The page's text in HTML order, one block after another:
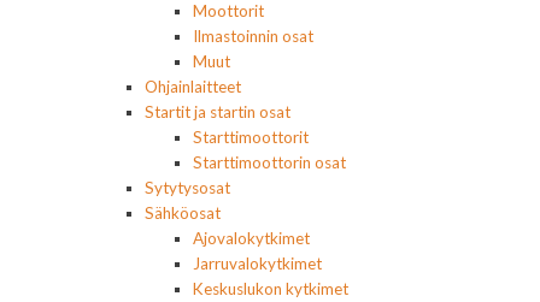
Moottorit
Ilmastoinnin osat
Muut
Ohjainlaitteet
Startit ja startin osat
Starttimoottorit
Starttimoottorin osat
Sytytysosat
Sähköosat
Ajovalokytkimet
Jarruvalokytkimet
Keskuslukon kytkimet